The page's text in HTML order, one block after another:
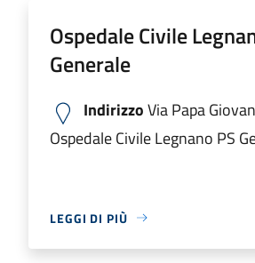
Ospedale Civile
Generale
IndirizzoVia Papa
Ospedale Civile Legnano PS
LEGGI DI PIÙ